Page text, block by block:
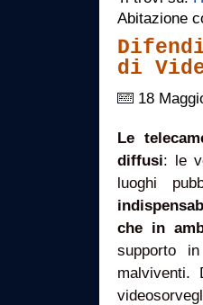
Abitazione
di
18
Le
diffusi: le
luoghi
che in
supporto
malviventi.